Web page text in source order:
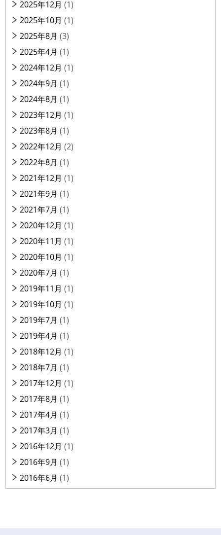
2025年12月 (1)
2025年10月 (1)
2025年8月 (3)
2025年4月 (1)
2024年12月 (1)
2024年9月 (1)
2024年8月 (1)
2023年12月 (1)
2023年8月 (1)
2022年12月 (2)
2022年8月 (1)
2021年12月 (1)
2021年9月 (1)
2021年7月 (1)
2020年12月 (1)
2020年11月 (1)
2020年10月 (1)
2020年7月 (1)
2019年11月 (1)
2019年10月 (1)
2019年7月 (1)
2019年4月 (1)
2018年12月 (1)
2018年7月 (1)
2017年12月 (1)
2017年8月 (1)
2017年4月 (1)
2017年3月 (1)
2016年12月 (1)
2016年9月 (1)
2016年6月 (1)